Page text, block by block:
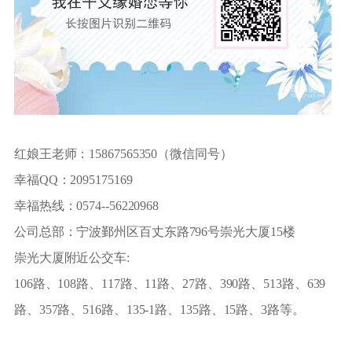
红娘王老师：15867565350（微信同号）
幸福QQ：2095175169
幸福热线：0574--56220968
公司总部：宁波鄞州区百丈东路796号崇光大厦15楼
崇光大厦附近公交车:
106路、108路、117路、11路、27路、390路、513路、639
路、357路、516路、135-1路、135路、15路、3路等。